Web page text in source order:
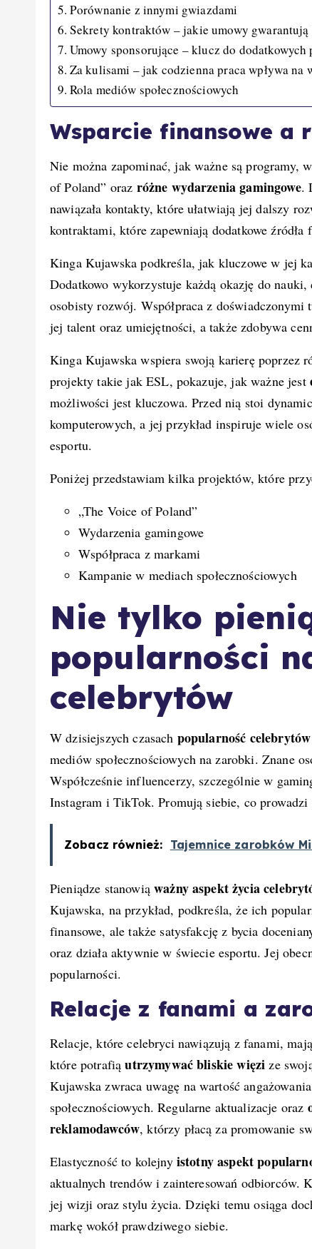
Porównanie z innymi gwiazdami
Sekrety kontraktów – jakie umowy
Umowy sponsorujące – klucz do dodatkowych
Za kulisami – jak codzienna praca wpływa
Rola mediów społecznościowych
Wsparcie finansowe a
Nie można zapominać, jak ważne są programy,
of Poland” oraz różne wydarzenia gamingowe.
nawiązała kontakty, które ułatwiają jej dalszy
kontraktami, które zapewniają dodatkowe źródła
Kinga Kujawska podkreśla, jak kluczowe w jej
Dodatkowo wykorzystuje każdą okazję do
osobisty rozwój. Współpraca z
jej talent oraz umiejętności, a także zdobywa
Kinga Kujawska wspiera swoją karierę poprzez
projekty takie jak ESL, pokazuje, jak ważne jest
możliwości jest kluczowa. Przed nią stoi
komputerowych, a jej przykład inspiruje wiele
esportu.
Poniżej przedstawiam kilka projektów, które
„The Voice of Poland”
Wydarzenia gamingowe
Współpraca z markami
Kampanie w mediach społecznościowych
Nie tylko
popularności
celebrytów
W dzisiejszych czasach popularność celebrytów
mediów społecznościowych na zarobki. Znane
Współcześnie influencerzy, szczególnie w
Instagram i TikTok. Promują siebie, co
Zobacz również: Tajemnice zarobków
Pieniądze stanowiąważny aspekt życia
Kujawska, na przykład, podkreśla, że ich
finansowe, ale także satysfakcję z bycia
oraz działa aktywnie w świecie esportu. Jej
popularności.
Relacje z fanami a
Relacje, które celebryci nawiązują z fanami,
które potrafiąutrzymywać bliskie więzi ze
Kujawska zwraca uwagę na wartość
społecznościowych. Regularne aktualizacje oraz
reklamodawców, którzy płacą za promowanie
Elastyczność to kolejny istotny aspekt
aktualnych trendów i zainteresowań odbiorców.
jej wizji oraz stylu życia. Dzięki temu osiąga
markę wokół prawdziwego siebie.